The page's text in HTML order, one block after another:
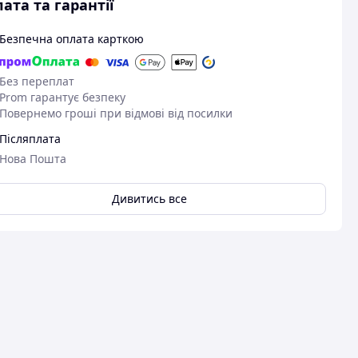
та гарантії
Безпечна оплата карткою
Без переплат
Prom гарантує безпеку
Повернемо гроші при відмові від посилки
Післяплата
Нова Пошта
Дивитись все